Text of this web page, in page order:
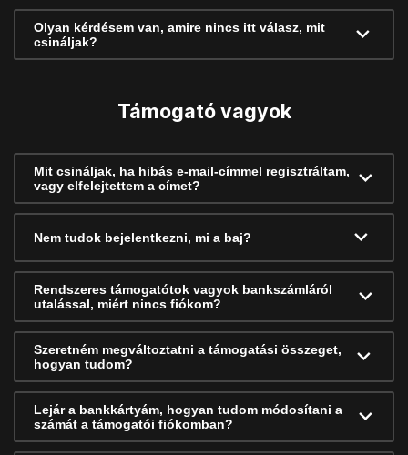
Olyan kérdésem van, amire nincs itt válasz, mit
csináljak?
Támogató vagyok
Mit csináljak, ha hibás e-mail-címmel regisztráltam,
vagy elfelejtettem a címet?
Nem tudok bejelentkezni, mi a baj?
Rendszeres támogatótok vagyok bankszámláról
utalással, miért nincs fiókom?
Szeretném megváltoztatni a támogatási összeget,
hogyan tudom?
Lejár a bankkártyám, hogyan tudom módosítani a
számát a támogatói fiókomban?